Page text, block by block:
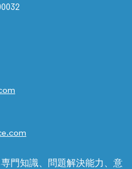
門知識、問題解決能力、意